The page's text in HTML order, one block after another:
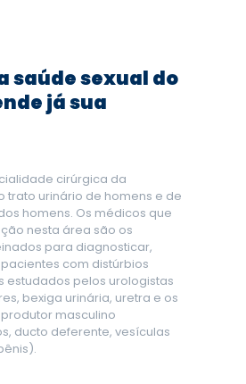
saúde sexual do
já sua
cirúrgica da
trato urinário de homens e de
homens. Os médicos que
nesta área são os
para diagnosticar,
com distúrbios
estudados pelos urologistas
bexiga urinária, uretra e os
masculino
ducto deferente, vesículas